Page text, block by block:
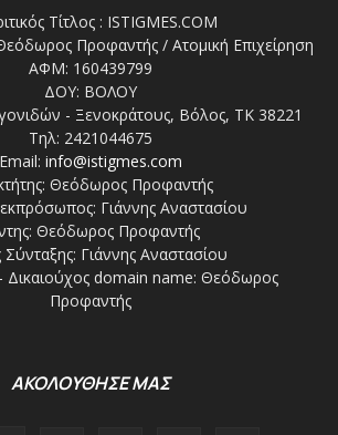
Τίτλος : ISTIGMES.COM
Προφαντής / Ατομική Επιχείρηση
ΑΦΜ: 160439799
ΔΟΥ: ΒΟΛΟΥ
- Ξενοκράτους, Βόλος, ΤΚ 38221
Τηλ: 2421044675
Email: info@istigmes.com
Θεόδωρος Προφαντής
Γιάννης Αναστασίου
Θεόδωρος Προφαντής
Σύνταξης: Γιάννης Αναστασίου
- Δικαιούχος domain name: Θεόδωρος
Προφαντής
ΑΚΟΛΟΥΘΗΣΕ ΜΑΣ